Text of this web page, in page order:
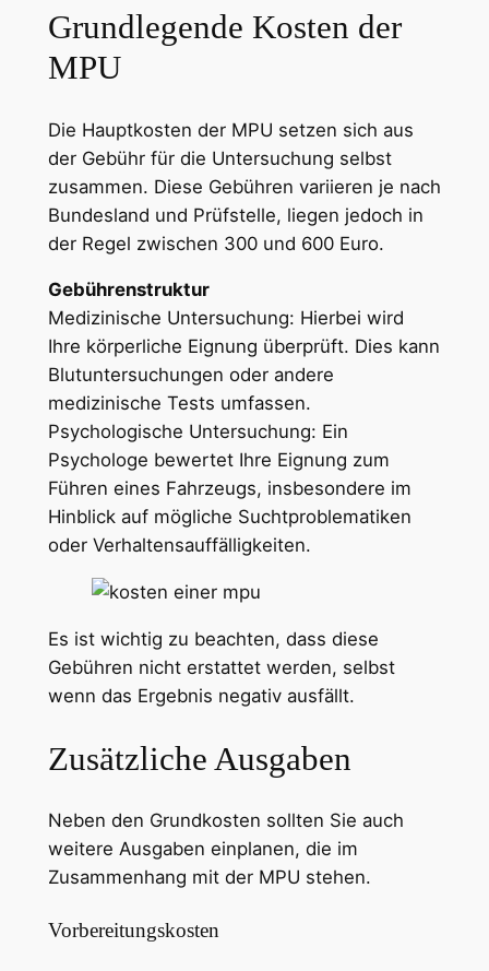
Grundlegende Kosten der
MPU
Die Hauptkosten der MPU setzen sich aus
der Gebühr für die Untersuchung selbst
zusammen. Diese Gebühren variieren je nach
Bundesland und Prüfstelle, liegen jedoch in
der Regel zwischen 300 und 600 Euro.
Gebührenstruktur
Medizinische Untersuchung: Hierbei wird
Ihre körperliche Eignung überprüft. Dies kann
Blutuntersuchungen oder andere
medizinische Tests umfassen.
Psychologische Untersuchung: Ein
Psychologe bewertet Ihre Eignung zum
Führen eines Fahrzeugs, insbesondere im
Hinblick auf mögliche Suchtproblematiken
oder Verhaltensauffälligkeiten.
Es ist wichtig zu beachten, dass diese
Gebühren nicht erstattet werden, selbst
wenn das Ergebnis negativ ausfällt.
Zusätzliche Ausgaben
Neben den Grundkosten sollten Sie auch
weitere Ausgaben einplanen, die im
Zusammenhang mit der MPU stehen.
Vorbereitungskosten